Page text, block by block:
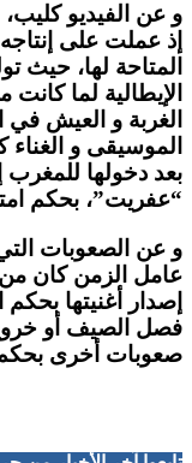
و عن الفيديو
إذ عملت على
المتاحة لها، حيث
الإيطالية لما
الغربة و العيش
الموسيقى و
بعد دخولها للمغرب
“عفريت”، بحكم
و عن الصعوبات
عامل الزمن كان من
إصدار أغنيتها
فصل الصيف أو
صعوبات أخرى بحكم